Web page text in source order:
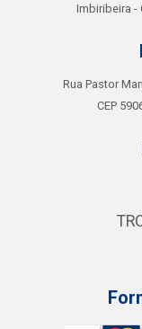
Imbiribeira -
Rua Pastor
CEP